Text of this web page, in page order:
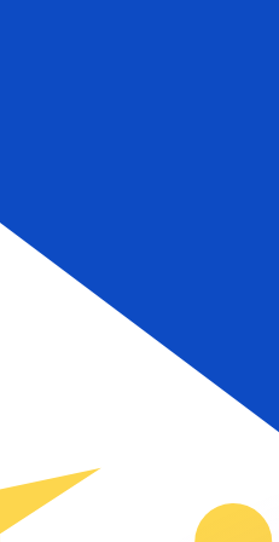
Podemos superar taxas
nosso Conversor. Isso é
para o exterior com a